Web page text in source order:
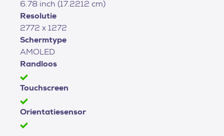
6.78 inch (17.2212 cm)
Resolutie
2772 x 1272
Schermtype
AMOLED
Randloos
Touchscreen
Orientatiesensor